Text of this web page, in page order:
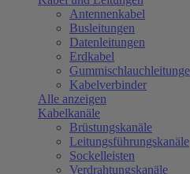
Antennenkabel
Busleitungen
Datenleitungen
Erdkabel
Kabelverbinder
Alle anzeigen
Kabelkanäle
Brüstungskanäle
Leitungsführungskanäle
Sockelleisten
Verdrahtungskanäle